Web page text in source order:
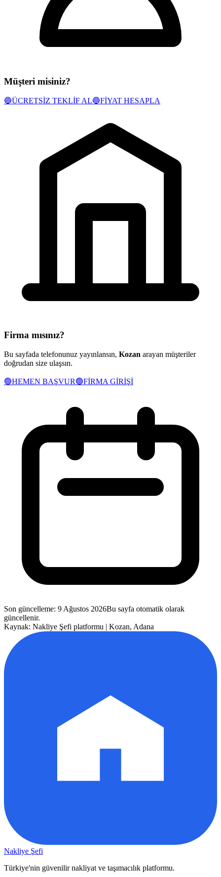
Müşteri misiniz?
🔵ÜCRETSİZ TEKLİF AL🔵FİYAT HESAPLA
Firma mısınız?
Bu sayfada telefonunuz yayınlansın, Kozan arayan müşteriler
doğrudan size ulaşsın.
🟢HEMEN BAŞVUR🟢FİRMA GİRİŞİ
Son güncelleme: 9 Ağustos 2026Bu sayfa otomatik olarak
güncellenir.
Kaynak: Nakliye Şefi platformu | Kozan, Adana
Nakliye Şefi
Türkiye'nin güvenilir nakliyat ve taşımacılık platformu.